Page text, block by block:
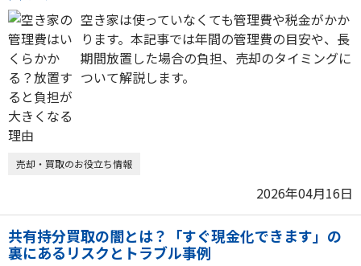
空き家は使っていなくても管理費や税金がかか
ります。本記事では年間の管理費の目安や、長
期間放置した場合の負担、売却のタイミングに
ついて解説します。
売却・買取のお役立ち情報
2026年04月16日
共有持分買取の闇とは？「すぐ現金化できます」の
裏にあるリスクとトラブル事例